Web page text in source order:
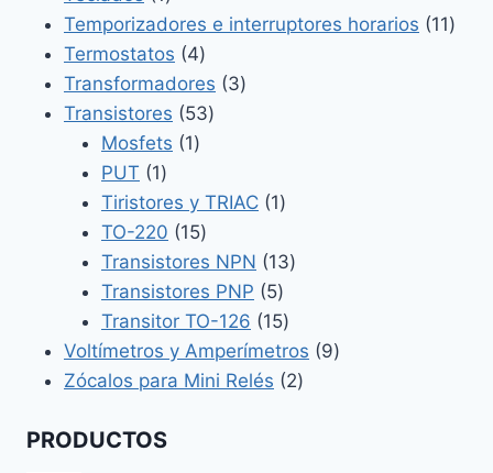
producto
Temporizadores e interruptores horarios 1111
Termostatos 44
productos
Transformadores 33
Transistores 5353
Mosfets 11
PUT 11
producto
Tiristores y TRIAC 11
TO-220 1515
productos
Transistores NPN 1313
Transistores PNP 55
productos
Transitor TO-126 1515
productos
Voltímetros y Amperímetros 99
Zócalos para Mini Relés 22
PRODUCTOS